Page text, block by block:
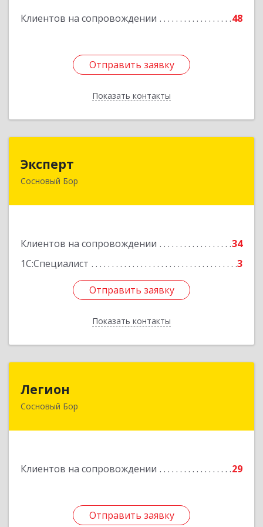
Клиентов на сопровождении 48
Отправить заявку
Показать контакты
Подробнее
Отправить заявку
Назад
Эксперт
Сосновый Бор
Клиентов на сопровождении
34
1С:Специалист
3
Отправить заявку
Показать контакты
188544, Ленинградская обл, Сосновый Бор г, 50
Отправить заявку
Назад
Легион
Сосновый Бор
Клиентов на сопровождении 29
Отправить заявку
188544, Ленинградская обл, Сосновый Бор г,
Отправить заявку